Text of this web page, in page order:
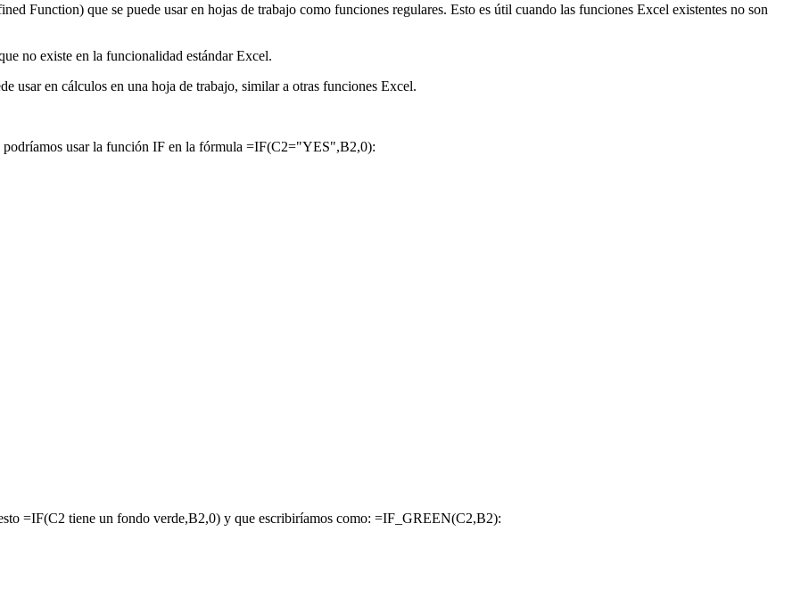
Function) que se puede usar en hojas de trabajo como funciones regulares. Esto es útil cuando las funciones Excel existentes no son
no existe en la funcionalidad estándar Excel.
usar en cálculos en una hoja de trabajo, similar a otras funciones Excel.
usar la función IF en la fórmula =IF(C2="YES",B2,0):
=IF(C2 tiene un fondo verde,B2,0) y que escribiríamos como: =IF_GREEN(C2,B2):